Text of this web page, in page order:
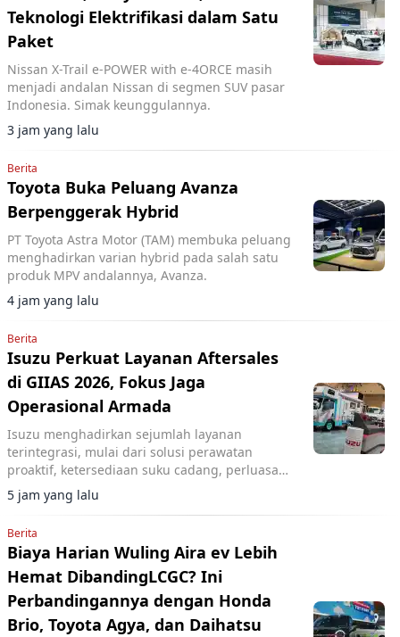
Teknologi Elektrifikasi dalam Satu
Paket
Nissan X-Trail e-POWER with e-4ORCE masih
menjadi andalan Nissan di segmen SUV pasar
Indonesia. Simak keunggulannya.
3 jam yang lalu
Berita
Toyota Buka Peluang Avanza
Berpenggerak Hybrid
PT Toyota Astra Motor (TAM) membuka peluang
menghadirkan varian hybrid pada salah satu
produk MPV andalannya, Avanza.
4 jam yang lalu
Berita
Isuzu Perkuat Layanan Aftersales
di GIIAS 2026, Fokus Jaga
Operasional Armada
Isuzu menghadirkan sejumlah layanan
terintegrasi, mulai dari solusi perawatan
proaktif, ketersediaan suku cadang, perluasan
jaringan layanan, hingga pemanfaatan
teknologi.
5 jam yang lalu
Berita
Biaya Harian Wuling Aira ev Lebih
Hemat DibandingLCGC? Ini
Perbandingannya dengan Honda
Brio, Toyota Agya, dan Daihatsu